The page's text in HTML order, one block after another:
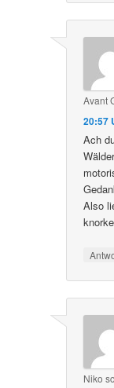
Avant
20:57
Ach
Also
Niko